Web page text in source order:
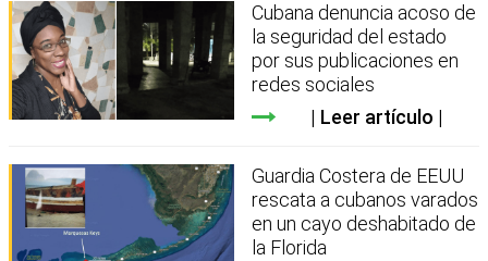
Cubana denuncia acoso de
la seguridad del estado
por sus publicaciones en
redes sociales
Leer artículo
Guardia Costera de EEUU
rescata a cubanos varados
en un cayo deshabitado de
la Florida